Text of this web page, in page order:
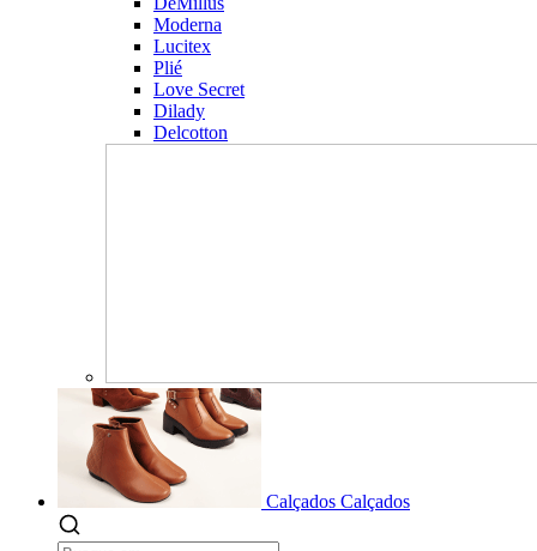
Moderna
Lucitex
Plié
Love Secret
Dilady
Delcotton
Calçados Calçados